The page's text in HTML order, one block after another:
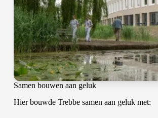
Samen bouwen aan geluk
Hier bouwde Trebbe samen aan geluk met: